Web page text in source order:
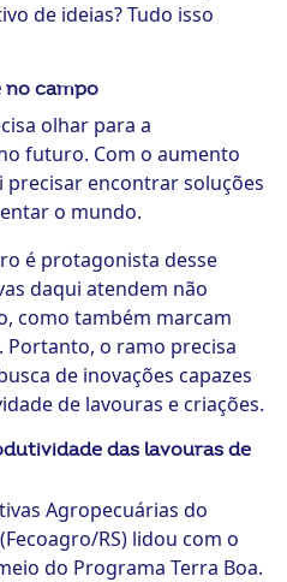
de ideias? Tudo isso
no campo
olhar para a
futuro. Com o aumento
precisar encontrar soluções
o mundo.
é protagonista desse
daqui atendem não
como também marcam
o ramo precisa
de inovações capazes
de lavouras e criações.
das lavouras de
Agropecuárias do
RS) lidou com o
do Programa Terra Boa.